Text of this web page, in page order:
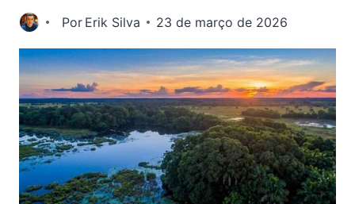
Por Erik Silva 23 de março de 2026